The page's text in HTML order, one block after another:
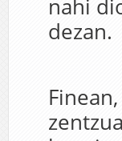
nahi
dezan.